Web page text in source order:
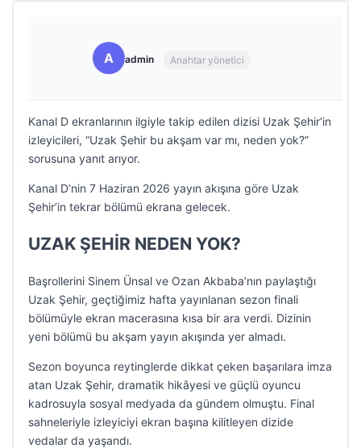
A admin Anahtar yönetici
Kanal D ekranlarının ilgiyle takip edilen dizisi Uzak Şehir’in
izleyicileri, “Uzak Şehir bu akşam var mı, neden yok?”
sorusuna yanıt arıyor.
Kanal D’nin 7 Haziran 2026 yayın akışına göre Uzak
Şehir’in tekrar bölümü ekrana gelecek.
UZAK ŞEHİR NEDEN YOK?
Başrollerini Sinem Ünsal ve Ozan Akbaba’nın paylaştığı
Uzak Şehir, geçtiğimiz hafta yayınlanan sezon finali
bölümüyle ekran macerasına kısa bir ara verdi. Dizinin
yeni bölümü bu akşam yayın akışında yer almadı.
Sezon boyunca reytinglerde dikkat çeken başarılara imza
atan Uzak Şehir, dramatik hikâyesi ve güçlü oyuncu
kadrosuyla sosyal medyada da gündem olmuştu. Final
sahneleriyle izleyiciyi ekran başına kilitleyen dizide
vedalar da yaşandı.